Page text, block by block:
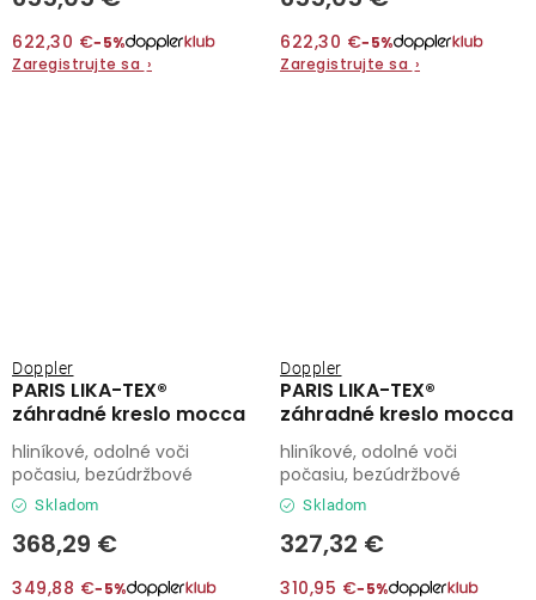
622,30 €−5%
Zaregistrujte sa ›
622,30 €−5%
Zaregistrujte sa ›
PARIS LIKA-TEX®
záhradné kreslo mocca
Doppler
Skladom
368,29 €
349,88 €−5%
hliníkové, odolné voči
počasiu, bezúdržbové
PARIS LIKA-TEX®
záhradné kreslo mocca
Doppler
Skladom
327,32 €
310,95 €−5%
hliníkové, odolné voči
počasiu, bezúdržbové